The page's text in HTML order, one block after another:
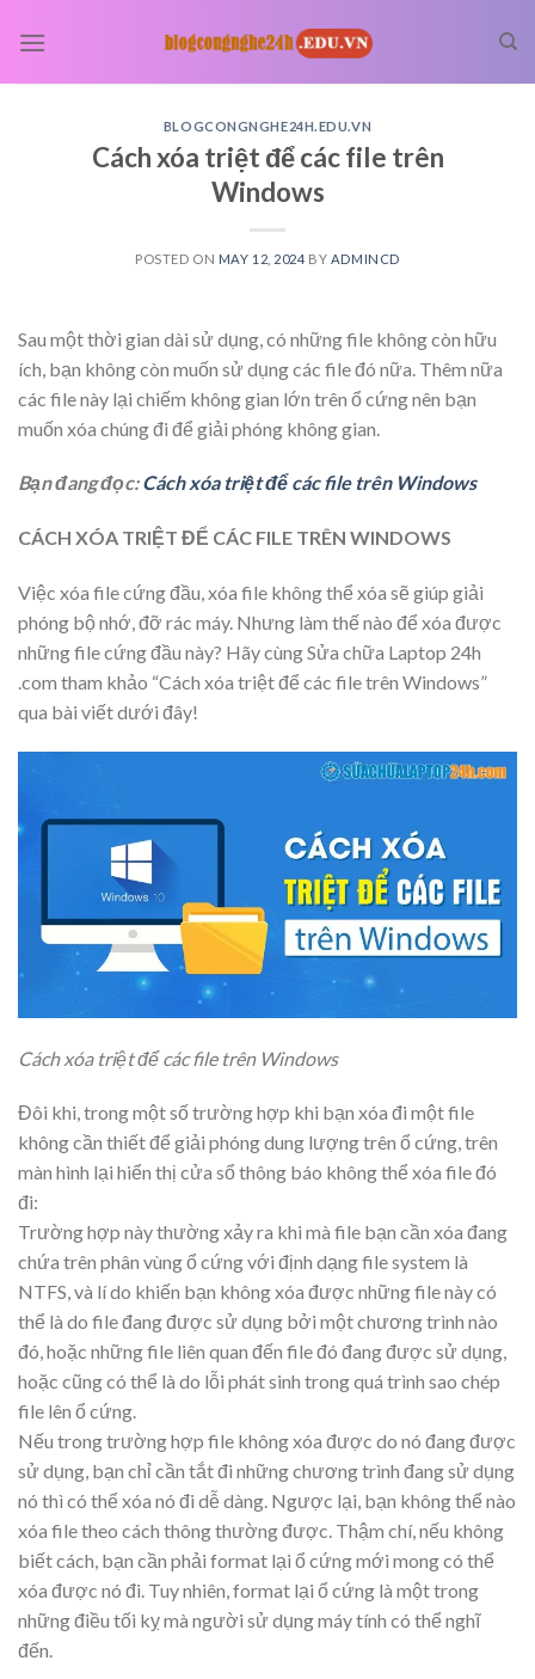
BLOGCONGNGHE24H.EDU.VN
Cách xóa triệt để các file trên
Windows
POSTED ON MAY 12, 2024 BY ADMINCD
Sau một thời gian dài sử dụng, có những file không còn hữu
ích, bạn không còn muốn sử dụng các file đó nữa. Thêm nữa
các file này lại chiếm không gian lớn trên ổ cứng nên bạn
muốn xóa chúng đi để giải phóng không gian.
Bạn đang đọc:Cách xóa triệt để các file trên Windows
CÁCH XÓA TRIỆT ĐỂ CÁC FILE TRÊN WINDOWS
Việc xóa file cứng đầu, xóa file không thể xóa sẽ giúp giải
phóng bộ nhớ, đỡ rác máy. Nhưng làm thế nào để xóa được
những file cứng đầu này? Hãy cùng Sửa chữa Laptop 24h
.com tham khảo “Cách xóa triệt để các file trên Windows”
qua bài viết dưới đây!
Cách xóa triệt để các file trên Windows
Đôi khi, trong một số trường hợp khi bạn xóa đi một file
không cần thiết để giải phóng dung lượng trên ổ cứng, trên
màn hình lại hiển thị cửa sổ thông báo không thể xóa file đó
đi:
Trường hợp này thường xảy ra khi mà file bạn cần xóa đang
chứa trên phân vùng ổ cứng với định dạng file system là
NTFS, và lí do khiến bạn không xóa được những file này có
thể là do file đang được sử dụng bởi một chương trình nào
đó, hoặc những file liên quan đến file đó đang được sử dụng,
hoặc cũng có thể là do lỗi phát sinh trong quá trình sao chép
file lên ổ cứng.
Nếu trong trường hợp file không xóa được do nó đang được
sử dụng, bạn chỉ cần tắt đi những chương trình đang sử dụng
nó thì có thể xóa nó đi dễ dàng. Ngược lại, bạn không thể nào
xóa file theo cách thông thường được. Thậm chí, nếu không
biết cách, bạn cần phải format lại ổ cứng mới mong có thể
xóa được nó đi. Tuy nhiên, format lại ổ cứng là một trong
những điều tối kỵ mà người sử dụng máy tính có thể nghĩ
đến.